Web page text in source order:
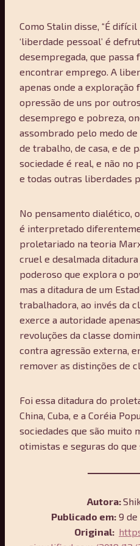
Como Stalin disse, “É
‘liberdade pessoal’ é
desempregada, que passa
encontrar emprego. A
apenas onde a exploração
opressão de uns por
desemprego e pobreza,
assombrado pelo medo
de trabalho, de casa, e de
sociedade é real, e não no
e todas outras liberdades
No pensamento dialético,
é interpretado
proletariado na teoria
cruel e desalmada
poderoso que explora o
mas a ditadura de um
trabalhadora, ao invés da
exerce a autoridade
revoluções da classe
contra agressão externa,
remover as distinções de
Foi essa ditadura do
China, Cuba, e a Coréia
sociedades que são muito
otimistas e seguras do
Autora:
Publicado em:9 de
Original: